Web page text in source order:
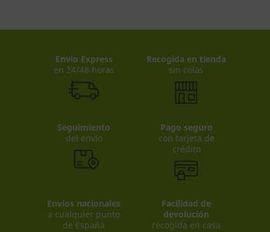
Envio Express
en 24/48 horas
Recogida en tienda
sin colas
Seguimiento
del envío
Pago seguro
con tarjeta de
crédito
Envíos nacionales
a cualquier punto
de España
Facilidad de
devolución
recogida en casa